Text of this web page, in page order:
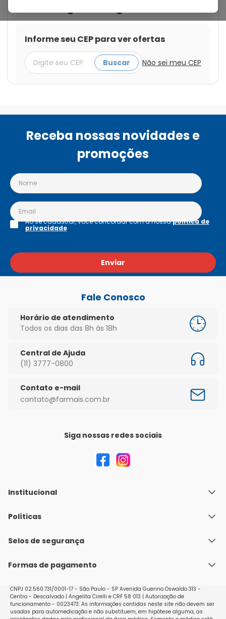
Informe seu CEP para ver ofertas
Buscar Não sei meu CEP
Receba nossas novidades e
promoções
Enviar
Ao se cadastrar, você concordar com a nossapolítica de
privacidade
Fale Conosco
Horário de atendimento
Todos os dias das 8h às 18h
Central de Ajuda
(11) 3777-0800
Contato e-mail
contato@farmais.com.br
Siga nossas redes sociais
Institucional
Quem Somos
Nossas lojas
Políticas
Política de Envio
Políticas de Trocas e Devoluções
Selos de segurança
Formas de pagamento
CNPJ 02.560.731/0001-17 - São Paulo - SP Avenida Guerino Oswaldo 313 -
Centro - Descalvado | Angelita Cirelli e CRF 58 013 | Autorização de
funcionamento - 0023473. As informações contidas neste site não devem ser
usadas para automedicação e não substituem, em hipótese alguma, as